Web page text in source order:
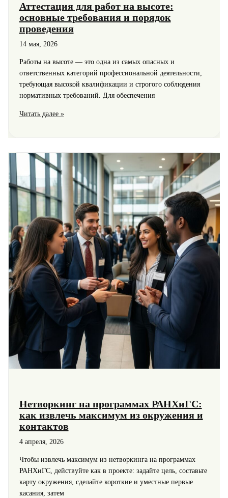
путь
к
будущему
Аттестация для работ на высоте:
основные требования и порядок
проведения
14 мая, 2026
Работы на высоте — это одна из самых опасных и
ответственных категорий профессиональной деятельности,
требующая высокой квалификации и строгого соблюдения
нормативных требований. Для обеспечения
Аттестация
высоте:
основные
требования
и
порядок
проведения
Читать далее »
Нетворкинг на программах РАНХиГС:
как извлечь максимум из окружения и
контактов
4 апреля, 2026
Чтобы извлечь максимум из нетворкинга на программах
РАНХиГС, действуйте как в проекте: задайте цель, составьте
карту окружения, сделайте короткие и уместные первые
касания, затем